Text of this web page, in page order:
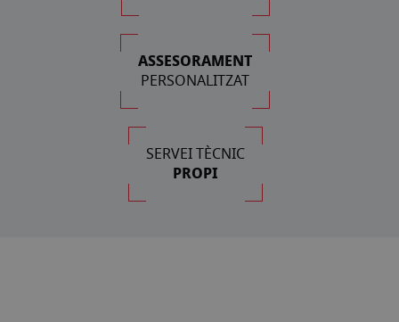
ASSESORAMENT
PERSONALITZAT
SERVEI TÈCNIC
PROPI